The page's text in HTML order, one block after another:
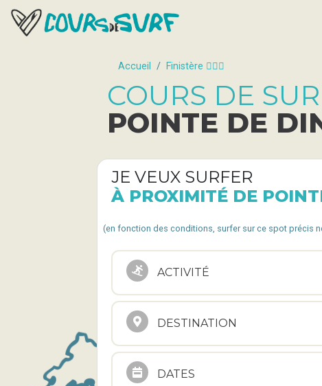
Accueil Finistère 🏄🏽‍♂️
COURS DE
POINTE DE
JE VEUX SURFER
À PROXIMITÉ DE
(en fonction des conditions, surfer sur ce spot précis
ACTIVITÉ
DESTINATION
DATES